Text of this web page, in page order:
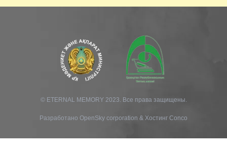
© ETERNAL MEMORY 2023. Все права защищены.
Разработано OpenSky corporation & Хостинг Conco